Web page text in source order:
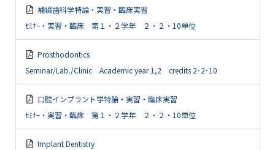
補綴歯科学特論・実習・臨床実習
ｾﾐﾅｰ・実習・臨床 第１・２学年 ２・２・10単位
Prosthodontics
Seminar/Lab./Clinic Academic year 1,2 credits 2･2･10
口腔インプラント学特論・実習・臨床実習
ｾﾐﾅｰ・実習・臨床 第１・２学年 ２・２・10単位
Implant Dentistry